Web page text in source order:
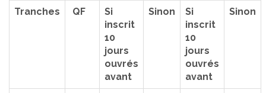
Tranches QF
Si
inscrit
10
jours
ouvrés
avant
Sinon
Si
inscrit
10
jours
ouvrés
avant
Sinon